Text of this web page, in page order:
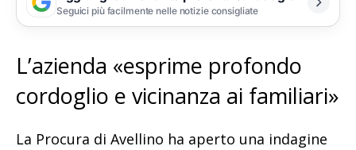
Seguici più facilmente nelle notizie consigliate
L’azienda «esprime profondo
cordoglio e vicinanza ai familiari»
La Procura di Avellino ha aperto una indagine